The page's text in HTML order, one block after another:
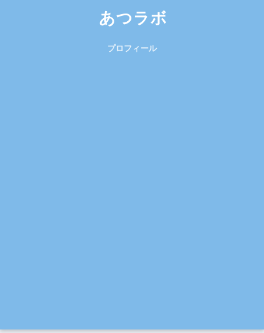
あつラボ
プロフィール